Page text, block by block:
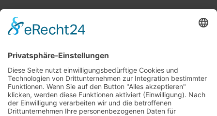
Jahrescharts
Top 100